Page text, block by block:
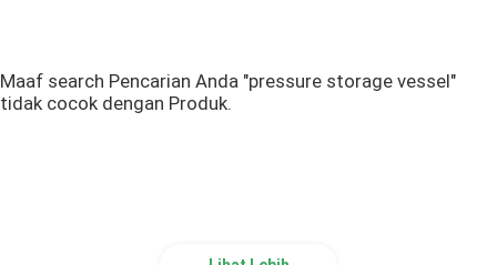
Maaf search Pencarian Anda "pressure storage vessel"
tidak cocok dengan Produk.